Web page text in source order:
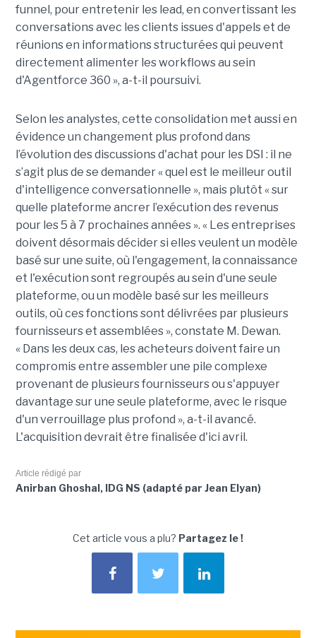
funnel, pour entretenir les lead, en convertissant les
conversations avec les clients issues d'appels et de
réunions en informations structurées qui peuvent
directement alimenter les workflows au sein
d'Agentforce 360 », a-t-il poursuivi.
Selon les analystes, cette consolidation met aussi en
évidence un changement plus profond dans
l’évolution des discussions d'achat pour les DSI : il ne
s’agit plus de se demander « quel est le meilleur outil
d'intelligence conversationnelle », mais plutôt « sur
quelle plateforme ancrer l’exécution des revenus
pour les 5 à 7 prochaines années ». « Les entreprises
doivent désormais décider si elles veulent un modèle
basé sur une suite, où l'engagement, la connaissance
et l'exécution sont regroupés au sein d'une seule
plateforme, ou un modèle basé sur les meilleurs
outils, où ces fonctions sont délivrées par plusieurs
fournisseurs et assemblées », constate M. Dewan.
« Dans les deux cas, les acheteurs doivent faire un
compromis entre assembler une pile complexe
provenant de plusieurs fournisseurs ou s'appuyer
davantage sur une seule plateforme, avec le risque
d'un verrouillage plus profond », a-t-il avancé.
L'acquisition devrait être finalisée d'ici avril.
Article rédigé par
Anirban Ghoshal, IDG NS (adapté par Jean Elyan)
Cet article vous a plu? Partagez le !